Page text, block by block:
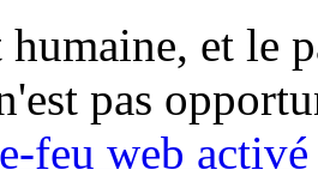
et le
pas
feu web activé